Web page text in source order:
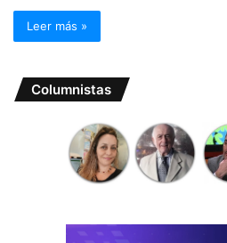
Leer más »
Columnistas